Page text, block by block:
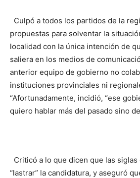
Culpó a todos los partidos de la
propuestas para solventar la
localidad con la única intención de
saliera en los medios de
anterior equipo de gobierno no
instituciones provinciales ni
“Afortunadamente, incidió, “ese
quiero hablar más del pasado sino
Criticó a lo que dicen que las siglas
“lastrar” la candidatura, y aseguró